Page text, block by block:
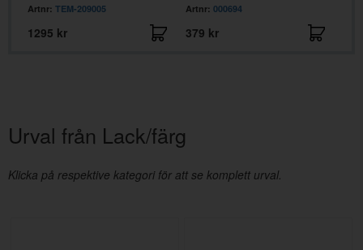
Artnr: TEM-209005
1295 kr
Artnr: 000694
379 kr
Urval från Lack/färg
Klicka på respektive kategori för att se komplett urval.